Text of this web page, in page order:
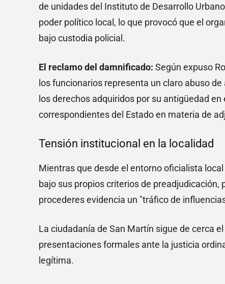
de unidades del Instituto de Desarrollo
poder político local, lo que provocó que el
bajo custodia policial.
El reclamo del damnificado: Según expuso
los funcionarios representa un claro abuso
los derechos adquiridos por su antigüedad
correspondientes del Estado en materia de
Tensión institucional en la localidad
Mientras que desde el entorno oficialista
bajo sus propios criterios de
procederes evidencia un "tráfico de
La ciudadanía de San Martín sigue de cerca
presentaciones formales ante la justicia
legítima.